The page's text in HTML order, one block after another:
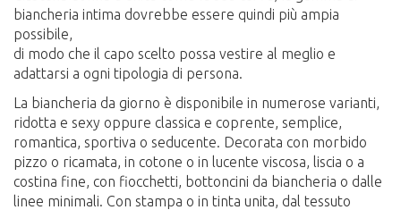
biancheria intima dovrebbe essere quindi più ampia
possibile,
di modo che il capo scelto possa vestire al meglio e
adattarsi a ogni tipologia di persona.
La biancheria da giorno è disponibile in numerose varianti,
ridotta e sexy oppure classica e coprente, semplice,
romantica, sportiva o seducente. Decorata con morbido
pizzo o ricamata, in cotone o in lucente viscosa, liscia o a
costina fine, con fiocchetti, bottoncini da biancheria o dalle
linee minimali. Con stampa o in tinta unita, dal tessuto